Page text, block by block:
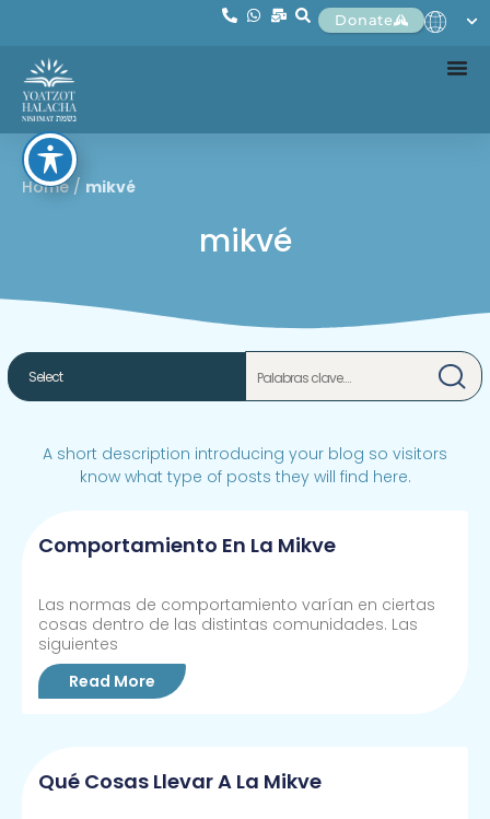
Donate
Home / mikvé
mikvé
A short description introducing your blog so visitors
know what type of posts they will find here.
Comportamiento En La Mikve
Las normas de comportamiento varían en ciertas
cosas dentro de las distintas comunidades. Las
siguientes
Read More
Qué Cosas Llevar A La Mikve